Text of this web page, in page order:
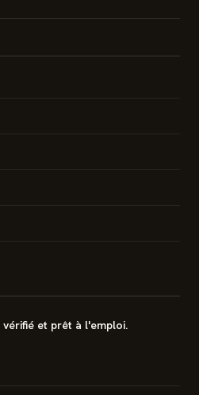
vérifié et prêt à l'emploi.